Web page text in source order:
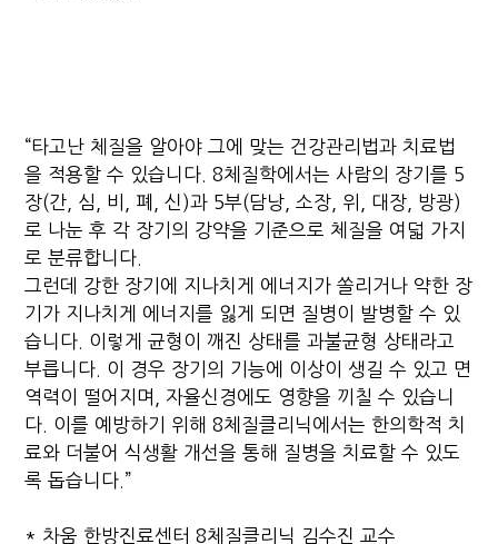
“타고난 체질을 알아야 그에 맞는 건강관리법과 치료법
을 적용할 수 있습니다. 8체질학에서는 사람의 장기를 5
장(간, 심, 비, 폐, 신)과 5부(담낭, 소장, 위, 대장, 방광)
로 나눈 후 각 장기의 강약을 기준으로 체질을 여덟 가지
로 분류합니다.
그런데 강한 장기에 지나치게 에너지가 쏠리거나 약한 장
기가 지나치게 에너지를 잃게 되면 질병이 발병할 수 있
습니다. 이렇게 균형이 깨진 상태를 과불균형 상태라고
부릅니다. 이 경우 장기의 기능에 이상이 생길 수 있고 면
역력이 떨어지며, 자율신경에도 영향을 끼칠 수 있습니
다. 이를 예방하기 위해 8체질클리닉에서는 한의학적 치
료와 더불어 식생활 개선을 통해 질병을 치료할 수 있도
록 돕습니다.”
* 차움 한방진료센터 8체질클리닉 김수진 교수